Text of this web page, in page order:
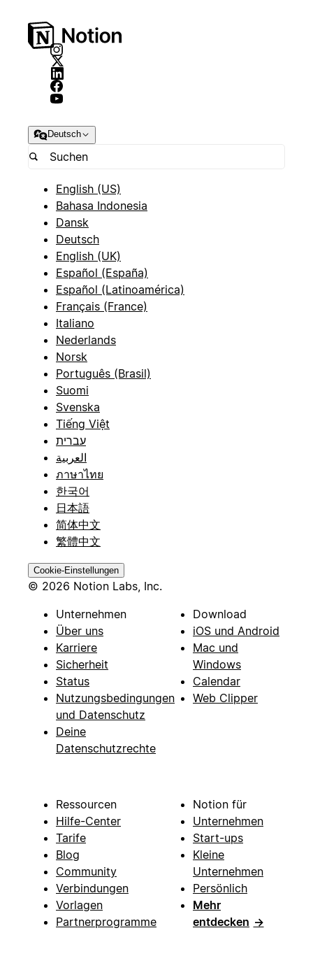
Deutsch
English (US)
Bahasa Indonesia
Dansk
Deutsch
English (UK)
Español (España)
Español (Latinoamérica)
Français (France)
Italiano
Nederlands
Norsk
Português (Brasil)
Suomi
Svenska
Tiếng Việt
עברית
العربية
ภาษาไทย
한국어
日本語
简体中文
繁體中文
Cookie-Einstellungen
© 2026 Notion Labs, Inc.
Unternehmen
Über uns
Karriere
Sicherheit
Status
Nutzungsbedingungen
und Datenschutz
Deine
Datenschutzrechte
Download
iOS und Android
Mac und
Windows
Calendar
Web Clipper
Ressourcen
Hilfe-Center
Tarife
Blog
Community
Verbindungen
Vorlagen
Partnerprogramme
Notion für
Unternehmen
Start-ups
Kleine
Unternehmen
Persönlich
Mehr
entdecken →